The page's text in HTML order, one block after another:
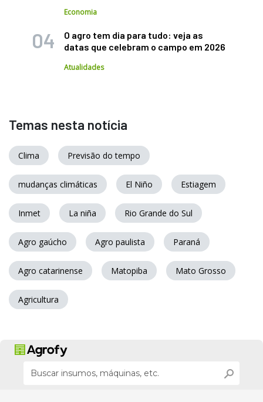
Economia
O agro tem dia para tudo: veja as
datas que celebram o campo em 2026
Atualidades
Temas nesta notícia
Clima Previsão do tempo
mudanças climáticas El Niño Estiagem
Inmet La niña Rio Grande do Sul
Agro gaúcho Agro paulista Paraná
Agro catarinense Matopiba Mato Grosso
Agricultura